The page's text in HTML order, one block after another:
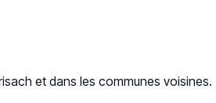
et dans les communes voisines.